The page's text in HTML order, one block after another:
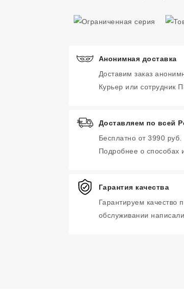
Анонимная доставка
Доставим заказ
Курьер или сотрудник
Доставляем по всей
Бесплатно от 3990 руб.
Подробнее о способах
Гарантия качества
Гарантируем качество
обслуживании написали